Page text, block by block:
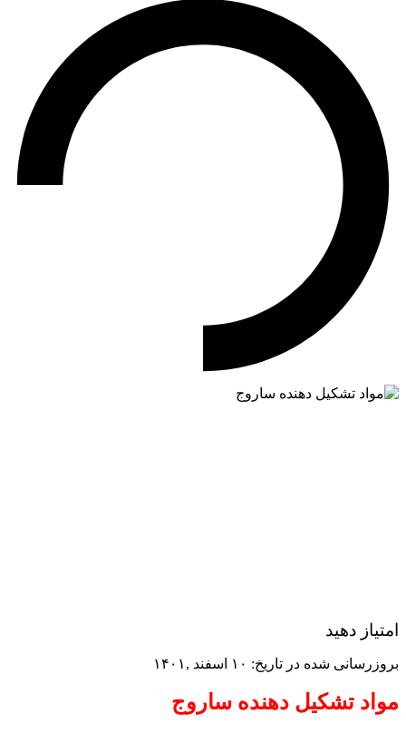
امتیاز دهید
بروزرسانی شده در تاریخ: ۱۰ اسفند ,۱۴۰۱
مواد تشکیل دهنده ساروج